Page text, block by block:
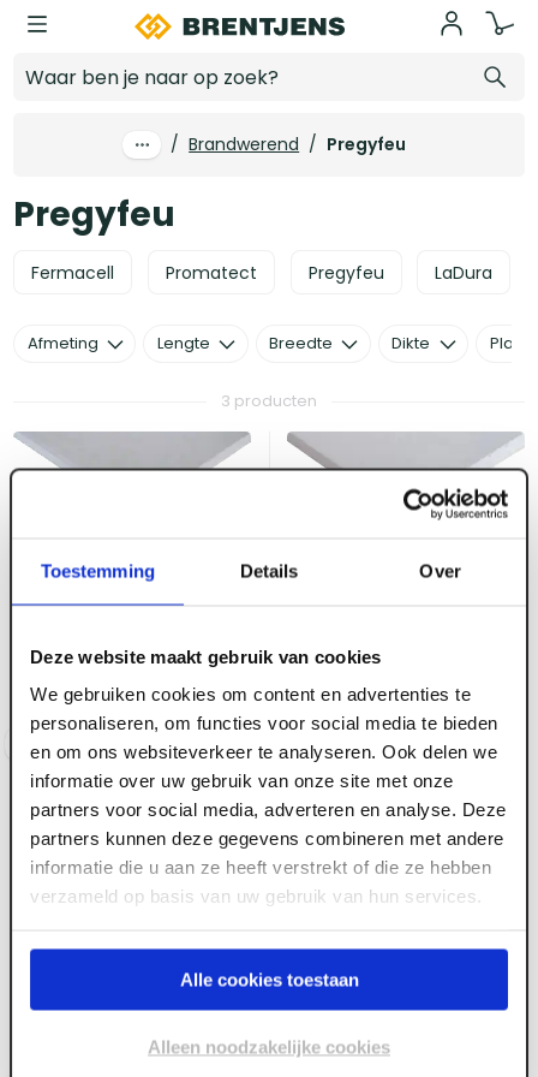
Toestemming Details Over
Deze website maakt gebruik van cookies
We gebruiken cookies om content en advertenties te
personaliseren, om functies voor social media te bieden
en om ons websiteverkeer te analyseren. Ook delen we
informatie over uw gebruik van onze site met onze
partners voor social media, adverteren en analyse. Deze
partners kunnen deze gegevens combineren met andere
informatie die u aan ze heeft verstrekt of die ze hebben
verzameld op basis van uw gebruik van hun services.
Alle cookies toestaan
Alleen noodzakelijke cookies
Ga naar hoofdinhoud
/ Brandwerend / Pregyfeu
Pregyfeu
Fermacell Promatect Pregyfeu LaDura
3 producten
ART000472
Pregyfeu-A1
Voorraad: 50+
Log in voor prijzen
Pregyfeu-A1
Voorraad: 80+
Log in voor prijzen
ART000475
20 mm x 3000 x 1200
Pregyfeu-A1
Afmeting Lengte Breedte Dikte